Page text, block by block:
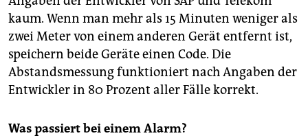
kaum. Wenn man mehr als 15 Minuten weniger als
zwei Meter von einem anderen Gerät entfernt ist,
speichern beide Geräte einen Code. Die
Abstandsmessung funktioniert nach Angaben der
Entwickler in 80 Prozent aller Fälle korrekt.
Was passiert bei einem Alarm?